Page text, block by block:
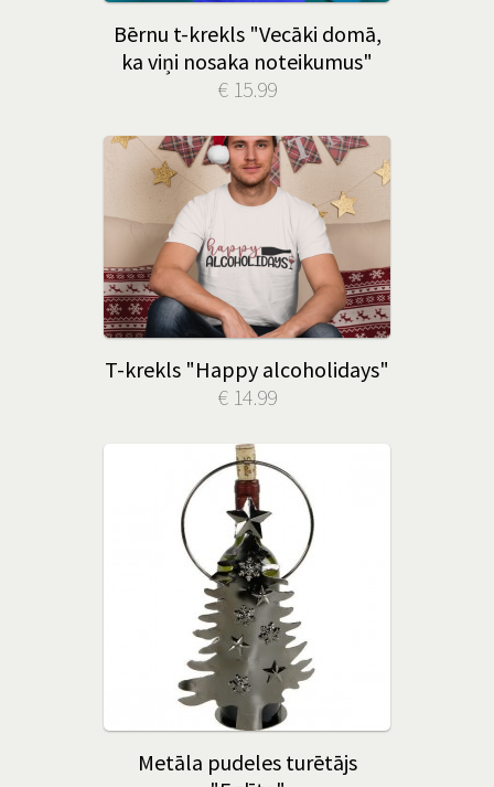
Bērnu t-krekls "Vecāki domā,
ka viņi nosaka noteikumus"
€ 15.99
T-krekls "Happy alcoholidays"
€ 14.99
Metāla pudeles turētājs